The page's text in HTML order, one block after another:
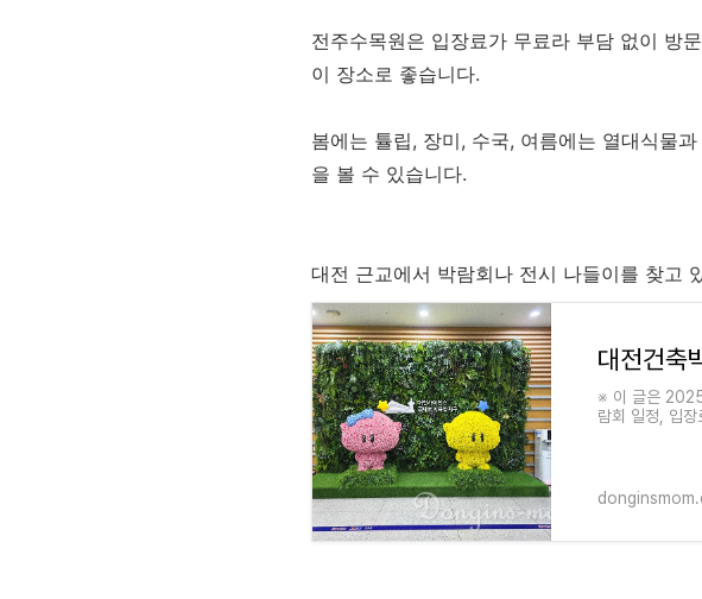
전주수목원은 입장료가 무료라 부담 없이 방
이 장소로 좋습니다.
봄에는 튤립, 장미, 수국, 여름에는 열대식물
을 볼 수 있습니다.
대전 근교에서 박람회나 전시 나들이를 찾고
※ 이 글은 2025
람회 일정, 입